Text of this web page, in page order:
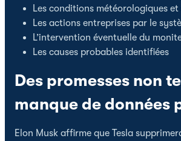
Les conditions météorologiques
Les actions entreprises par le
L’intervention éventuelle du
Les causes probables identifiées
Des promesses non
manque de données
Elon Musk affirme que Tesla